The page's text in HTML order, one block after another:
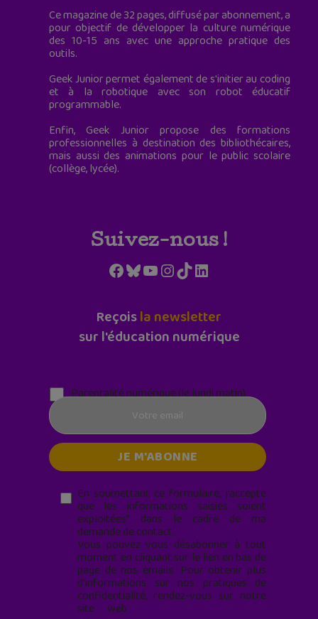
Ce magazine de 32 pages, diffusé par abonnement, a
pour objectif de développer la culture numérique
des 10-15 ans avec une approche pratique des
outils.
Geek Junior permet également de s'initier au coding
et à la robotique avec son robot éducatif
programmable.
Enfin, Geek Junior propose des formations
professionnelles à destination des bibliothécaires,
mais aussi des animations pour le public scolaire
(collège, lycée).
Suivez-nous !
Facebook
Bluesky
YouTube
Instagram
TikTokLinkedIn
Reçoisla newsletter
sur l'éducation numérique
Parentalité numérique (le lundi matin)
En soumettant ce formulaire, j’accepte
que les informations saisies soient
exploitées* dans le cadre de ma
demande de contact.
Vous pouvez vous désabonner à tout
moment en cliquant sur le lien en bas de
page de nos emails. Pour obtenir plus
d'informations sur nos pratiques de
confidentialité, rendez-vous sur notre
site web